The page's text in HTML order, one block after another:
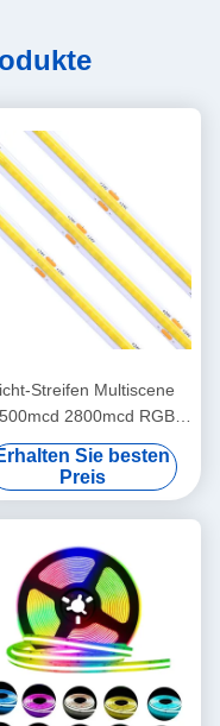
Streifen Multiscene
2800mcd RGB
PFEILER
Sie besten
Preis